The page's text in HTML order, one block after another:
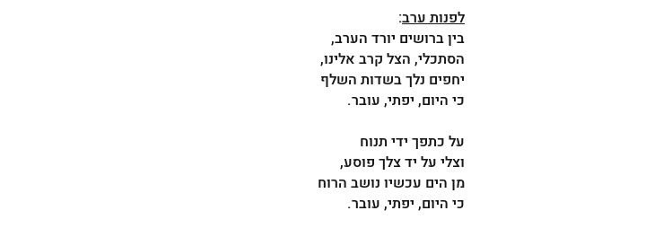
לפנות ערב:
בין ברושים יורד הערב,
הסתכלי, הצל קרב אלינו,
יחפים נלך בשדות השלף
כי היום, יפתי, עובר.
על כתפך ידי תנוח
וצלי על יד צלך פוסע,
מן הים עכשיו נושב הרוח
כי היום, יפתי, עובר.